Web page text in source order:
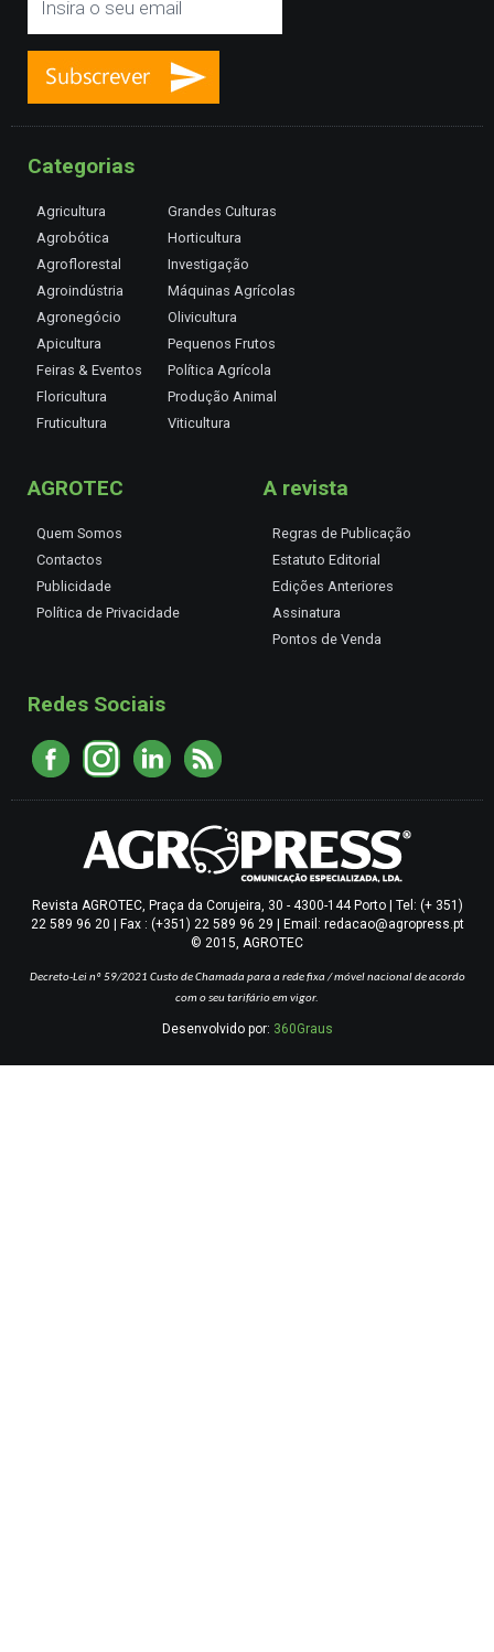
Categorias
Agricultura
Agrobótica
Agroflorestal
Agroindústria
Agronegócio
Apicultura
Feiras & Eventos
Floricultura
Fruticultura
Grandes Culturas
Horticultura
Investigação
Máquinas Agrícolas
Olivicultura
Pequenos Frutos
Política Agrícola
Produção Animal
Viticultura
AGROTEC
Quem Somos
Contactos
Publicidade
Política de Privacidade
A revista
Regras de Publicação
Estatuto Editorial
Edições Anteriores
Assinatura
Pontos de Venda
Redes Sociais
Revista AGROTEC, Praça da Corujeira, 30 - 4300-144 Porto | Tel: (+ 351)
22 589 96 20 | Fax : (+351) 22 589 96 29 | Email: redacao@agropress.pt
© 2015, AGROTEC
Decreto-Lei nº 59/2021 Custo de Chamada para a rede fixa / móvel nacional de acordo
com o seu tarifário em vigor.
Desenvolvido por: 360Graus